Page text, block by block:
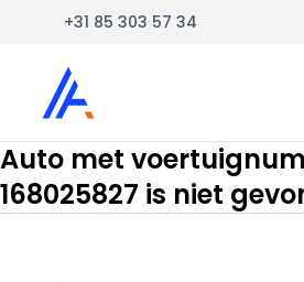
+31 85 303 57 34
Auto Atlas
Auto met
168025827 is niet